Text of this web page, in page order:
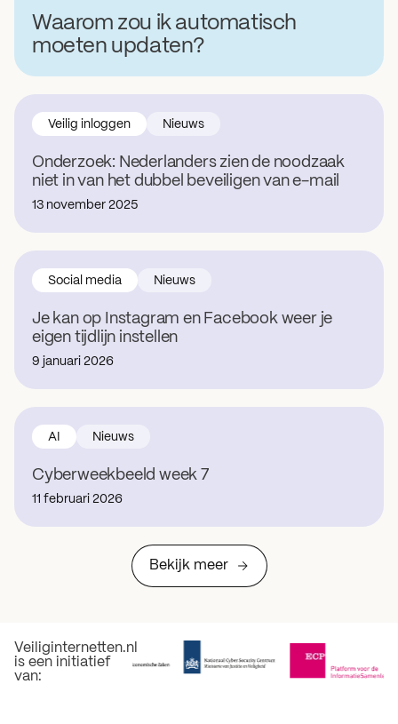
Waarom zou ik automatisch
moeten updaten?
Onderzoek: Nederlanders zien de noodzaak
niet in van het dubbel beveiligen van e-mail
Veilig inloggen Nieuws
13 november 2025
Je kan op Instagram en Facebook weer je
eigen tijdlijn instellen
Social media Nieuws
9 januari 2026
Cyberweekbeeld week 7
AI Nieuws
11 februari 2026
Bekijk meer
Veiliginternetten.nl
is een initiatief
van: